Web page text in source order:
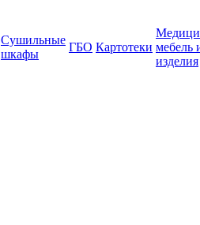
Сушильные
шкафы
ГБО Картотеки мебель
изделия